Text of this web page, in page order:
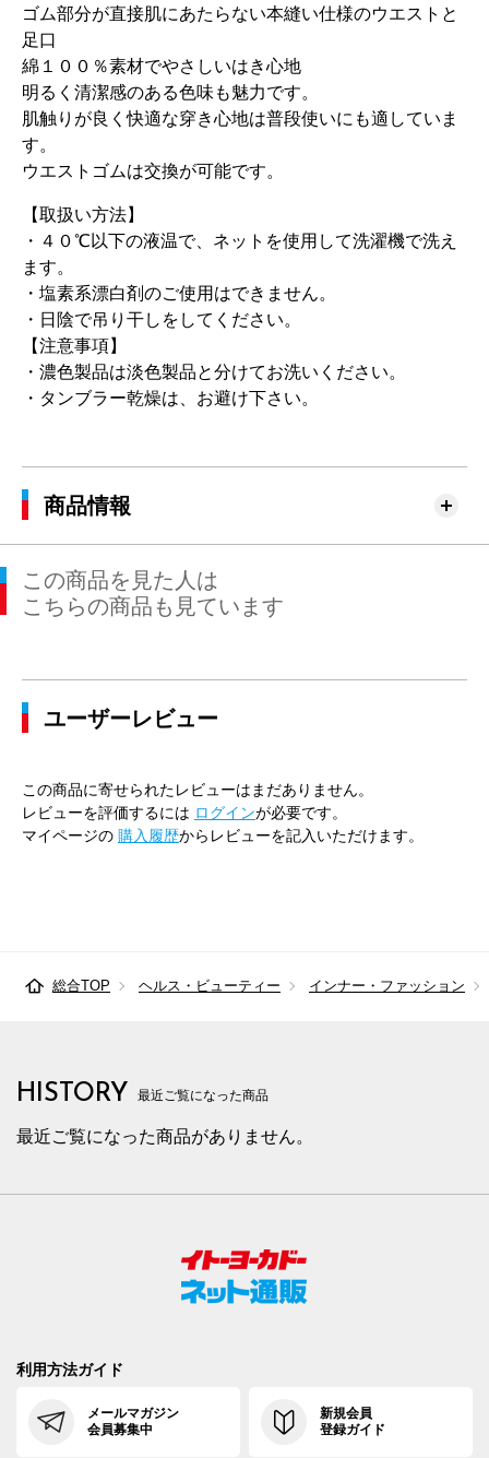
ゴム部分が直接肌にあたらない本縫い仕様のウエストと
足口
綿１００％素材でやさしいはき心地
明るく清潔感のある色味も魅力です。
肌触りが良く快適な穿き心地は普段使いにも適していま
す。
ウエストゴムは交換が可能です。
【取扱い方法】
・４０℃以下の液温で、ネットを使用して洗濯機で洗え
ます。
・塩素系漂白剤のご使用はできません。
・日陰で吊り干しをしてください。
【注意事項】
・濃色製品は淡色製品と分けてお洗いください。
・タンブラー乾燥は、お避け下さい。
商品情報
この商品を見た人は
こちらの商品も見ています
ユーザーレビュー
この商品に寄せられたレビューはまだありません。
レビューを評価するには ログインが必要です。
マイページの 購入履歴からレビューを記入いただけます。
総合TOP ヘルス・ビューティー インナー・ファッション
HISTORY 最近ご覧になった商品
最近ご覧になった商品がありません。
利用方法ガイド
メールマガジン
会員募集中
新規会員
登録ガイド